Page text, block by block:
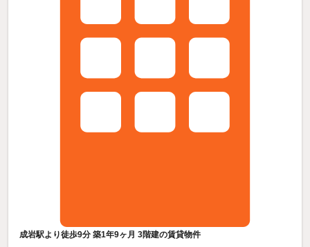
成岩駅より徒歩9分 築1年9ヶ月 3階建の賃貸物件